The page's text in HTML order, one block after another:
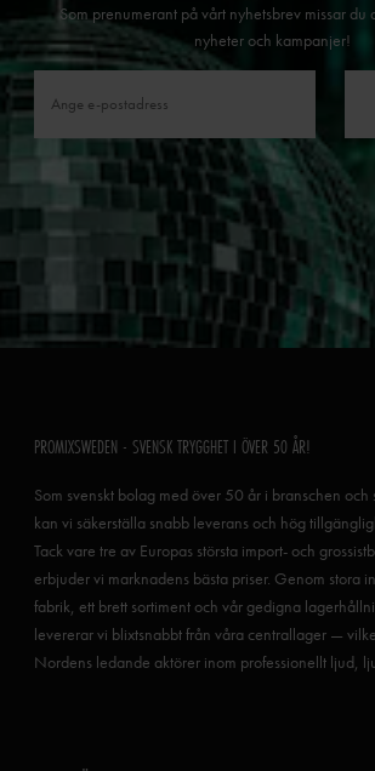
Som prenumerant på vårt nyhetsbrev missar du
nyheter och kampanjer!
PROMIXSWEDEN - SVENSK TRYGGHET I ÖVER 50 ÅR!
Som svenskt bolag med över 50 år i branschen och
kan vi säkerställa snabb leverans och hög
Tack vare tre av Europas största import- och
erbjuder vi marknadens bästa priser. Genom stora
fabrik, ett brett sortiment och vår gedigna
levererar vi blixtsnabbt från våra centrallager —
Nordens ledande aktörer inom professionellt ljud,